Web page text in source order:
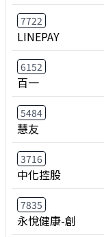
7722
LINEPAY
6152
百一
5484
慧友
3716
中化控股
7835
永悅健康-創